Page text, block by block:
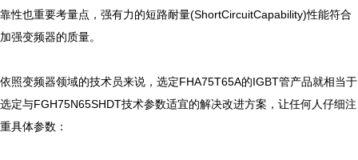
靠性也重要考量点，强有力的短路耐量(ShortCircuitCapability)性能符合
加强变频器的质量。
依照变频器领域的技术员来说，选定FHA75T65A的IGBT管产品就相当于
选定与FGH75N65SHDT技术参数适宜的解决改进方案，让任何人仔细注
重具体参数：